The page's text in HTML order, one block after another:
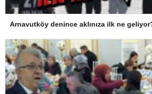
Arnavutköy denince aklınıza ilk ne